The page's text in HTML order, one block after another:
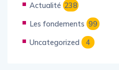
Actualité 238
Les fondements 99
Uncategorized
4